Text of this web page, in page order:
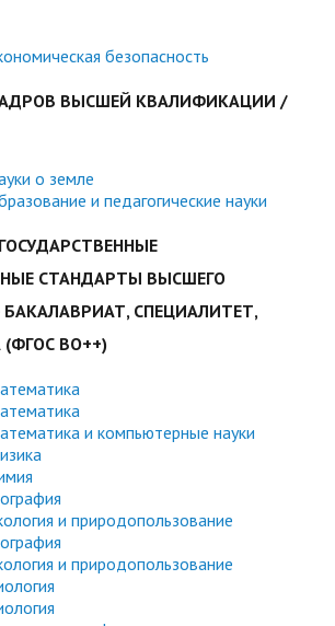
несовершеннолетних
академического
безопасность
ВЫСШЕЙ КВАЛИФИКАЦИИ /
о земле
и педагогические науки
СТАНДАРТЫ ВЫСШЕГО
БАКАЛАВРИАТ, СПЕЦИАЛИТЕТ,
ВО++)
и компьютерные науки
и природопользование
и природопользование